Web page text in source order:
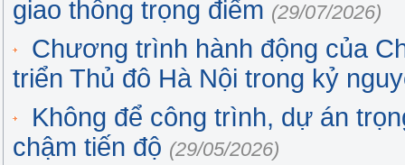
giao thông trọng điểm (29/07/2026)
Chương trình hành động của
triển Thủ đô Hà Nội trong kỷ
Không để công trình, dự án
chậm tiến độ (29/05/2026)